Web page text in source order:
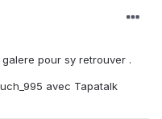
pour sy retrouver .
avec Tapatalk